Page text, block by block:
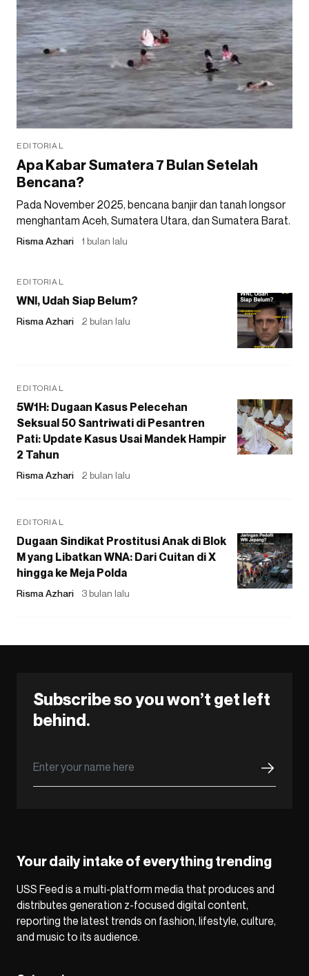
EDITORIAL
Apa Kabar Sumatera 7 Bulan Setelah
Bencana?
Pada November 2025, bencana banjir dan tanah longsor
menghantam Aceh, Sumatera Utara, dan Sumatera Barat.
Risma Azhari 1 bulan lalu
EDITORIAL
WNI, Udah Siap Belum?
Risma Azhari 2 bulan lalu
EDITORIAL
5W1H: Dugaan Kasus Pelecehan
Seksual 50 Santriwati di Pesantren
Pati: Update Kasus Usai Mandek Hampir
2 Tahun
Risma Azhari 2 bulan lalu
EDITORIAL
Dugaan Sindikat Prostitusi Anak di Blok
M yang Libatkan WNA: Dari Cuitan di X
hingga ke Meja Polda
Risma Azhari 3 bulan lalu
Subscribe so you won’t get left
behind.
Your daily intake of everything trending
USS Feed is a multi-platform media that produces and
distributes generation z-focused digital content,
reporting the latest trends on fashion, lifestyle, culture,
and music to its audience.